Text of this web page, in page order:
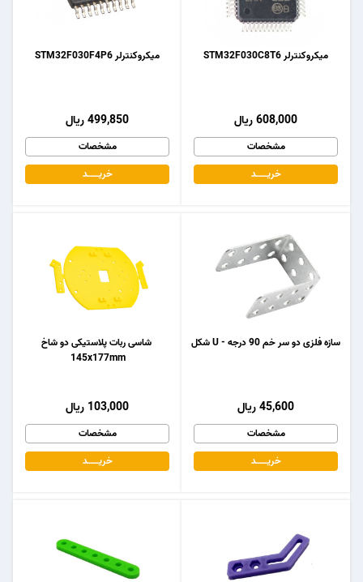
میکروکنترلر STM32F030F4P6
499,850 ریال
مشخصات
خریـــــــد
میکروکنترلر STM32F030C8T6
608,000 ریال
مشخصات
خریـــــــد
شاسی ربات پلاستیکی دو شاخ
145x177mm
103,000 ریال
مشخصات
خریـــــــد
سازه فلزی دو سر خم 90 درجه - U شکل
45,600 ریال
مشخصات
خریـــــــد